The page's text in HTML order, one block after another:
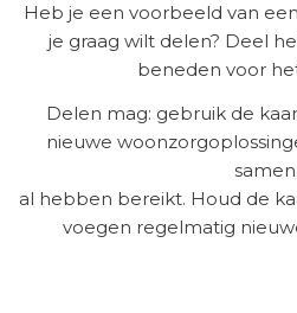
Heb je een voorbeeld van
je graag wilt delen? Deel
beneden voor
Delen mag: gebruik de
nieuwe
samen
al hebben bereikt. Houd de
voegen regelmatig